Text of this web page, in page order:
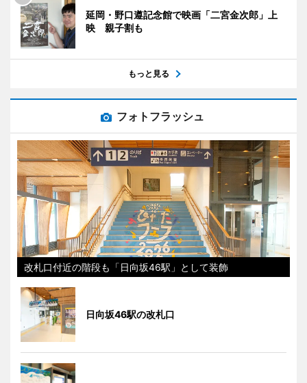
延岡・野口遵記念館で映画「二宮金次郎」上
映 親子割も
もっと見る
フォトフラッシュ
改札口付近の階段も「日向坂46駅」として装飾
日向坂46駅の改札口